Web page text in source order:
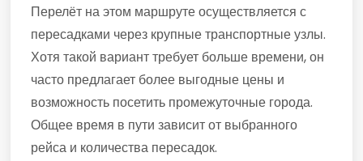
Перелёт на этом маршруте осуществляется с
пересадками через крупные транспортные узлы.
Хотя такой вариант требует больше времени, он
часто предлагает более выгодные цены и
возможность посетить промежуточные города.
Общее время в пути зависит от выбранного
рейса и количества пересадок.